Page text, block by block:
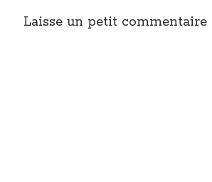
Laisse un petit commentaire